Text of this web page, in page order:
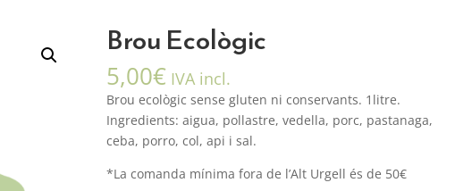
Brou Ecològic
5,00€ IVA incl.
Brou ecològic sense gluten ni conservants. 1litre.
Ingredients: aigua, pollastre, vedella, porc, pastanaga,
ceba, porro, col, api i sal.
*La comanda mínima fora de l’Alt Urgell és de 50€